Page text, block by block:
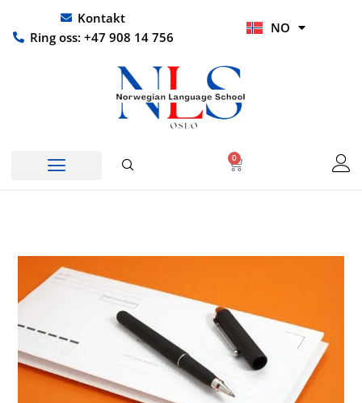
rett
Kontakt
Ring oss: +47 908 14 756
NO
HI
0
Handlekurv